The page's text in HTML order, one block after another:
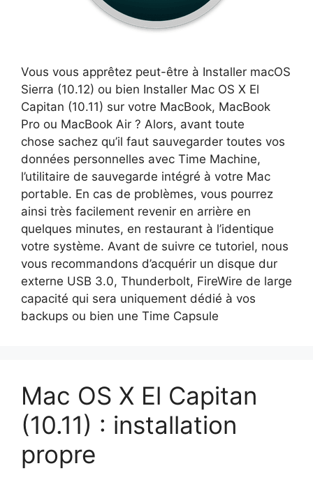
Vous vous apprêtez peut-être à Installer macOS
Sierra (10.12) ou bien Installer Mac OS X El
Capitan (10.11) sur votre MacBook, MacBook
Pro ou MacBook Air ? Alors, avant toute
chose sachez qu’il faut sauvegarder toutes vos
données personnelles avec Time Machine,
l’utilitaire de sauvegarde intégré à votre Mac
portable. En cas de problèmes, vous pourrez
ainsi très facilement revenir en arrière en
quelques minutes, en restaurant à l’identique
votre système. Avant de suivre ce tutoriel, nous
vous recommandons d’acquérir un disque dur
externe USB 3.0, Thunderbolt, FireWire de large
capacité qui sera uniquement dédié à vos
backups ou bien une Time Capsule
Mac OS X El Capitan
(10.11) : installation
propre